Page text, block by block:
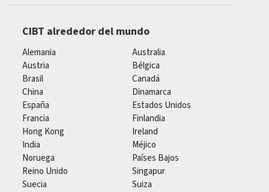
CIBT alrededor del mundo
Alemania
Australia
Austria
Bélgica
Brasil
Canadá
China
Dinamarca
España
Estados Unidos
Francia
Finlandia
Hong Kong
Ireland
India
Méjico
Noruega
Países Bajos
Reino Unido
Singapur
Suecia
Suiza